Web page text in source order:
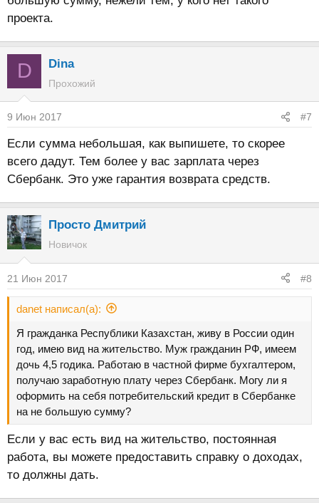
проекта.
D Dina
Прохожий
9 Июн 2017 #7
Если сумма небольшая, как выпишете, то скорее
всего дадут. Тем более у вас зарплата через
Сбербанк. Это уже гарантия возврата средств.
Просто Дмитрий
Новичок
21 Июн 2017 #8
danet написал(а):
Я гражданка Республики Казахстан, живу в России один
год, имею вид на жительство. Муж гражданин РФ, имеем
дочь 4,5 годика. Работаю в частной фирме бухгалтером,
получаю заработную плату через Сбербанк. Могу ли я
оформить на себя потребительский кредит в Сбербанке
на не большую сумму?
Если у вас есть вид на жительство, постоянная
работа, вы можете предоставить справку о доходах,
то должны дать.